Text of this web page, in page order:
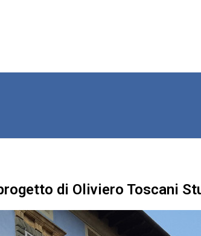
di Oliviero Toscani